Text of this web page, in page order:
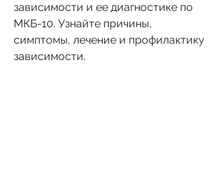
зависимости и ее диагностике по
МКБ-10. Узнайте причины,
симптомы, лечение и профилактику
зависимости.